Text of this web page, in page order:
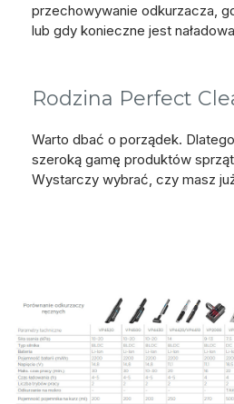
przechowywanie odkurzacza,
lub gdy konieczne jest
Rodzina Perfect
Warto dbać o porządek.
szeroką gamę produktów
Wystarczy wybrać, czy masz